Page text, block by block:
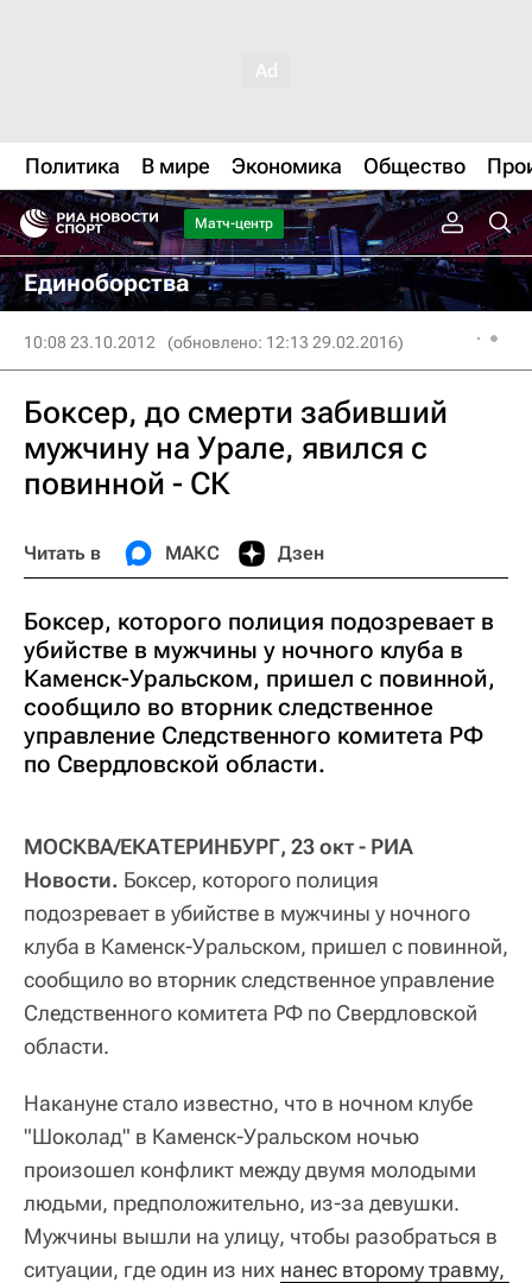
Политика В мире Экономика Общество
Матч-центр
Единоборства
10:08 23.10.2012 (обновлено: 12:13 29.02.2016)
Боксер, до смерти забивший
мужчину на Урале, явился с
повинной - СК
Читать в МАКС Дзен
Боксер, которого полиция подозревает в
убийстве в мужчины у ночного клуба в
Каменск-Уральском, пришел с повинной,
сообщило во вторник следственное
управление Следственного комитета РФ
по Свердловской области.
МОСКВА/ЕКАТЕРИНБУРГ, 23 окт - РИА
Новости. Боксер, которого полиция
подозревает в убийстве в мужчины у ночного
клуба в Каменск-Уральском, пришел с повинной,
сообщило во вторник следственное управление
Следственного комитета РФ по Свердловской
области.
Накануне стало известно, что в ночном клубе
"Шоколад" в Каменск-Уральском ночью
произошел конфликт между двумя молодыми
людьми, предположительно, из-за девушки.
Мужчины вышли на улицу, чтобы разобраться в
ситуации, где один из них нанес второму травму,